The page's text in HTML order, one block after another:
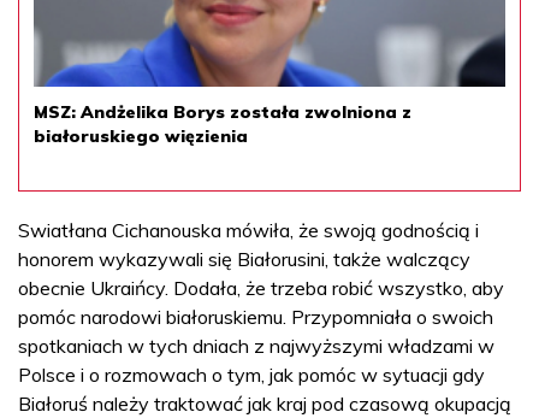
MSZ: Andżelika Borys została zwolniona z
białoruskiego więzienia
Swiatłana Cichanouska mówiła, że swoją godnością i
honorem wykazywali się Białorusini, także walczący
obecnie Ukraińcy. Dodała, że trzeba robić wszystko, aby
pomóc narodowi białoruskiemu. Przypomniała o swoich
spotkaniach w tych dniach z najwyższymi władzami w
Polsce i o rozmowach o tym, jak pomóc w sytuacji gdy
Białoruś należy traktować jak kraj pod czasową okupacją